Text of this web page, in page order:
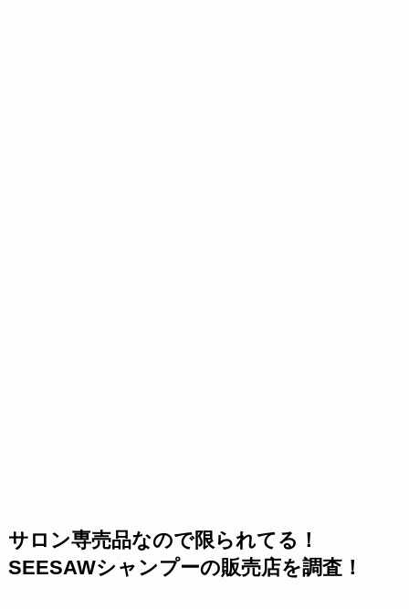
サロン専売品なので限られてる！
SEESAWシャンプーの販売店を調査！